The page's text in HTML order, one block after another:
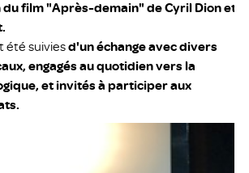
film "Après-demain" de Cyril Dion et
été suiviesd'un échange avec divers
engagés au quotidien vers la
et invités à participer aux